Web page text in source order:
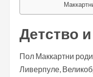
Детство
Пол Маккартни
Ливерпуле,